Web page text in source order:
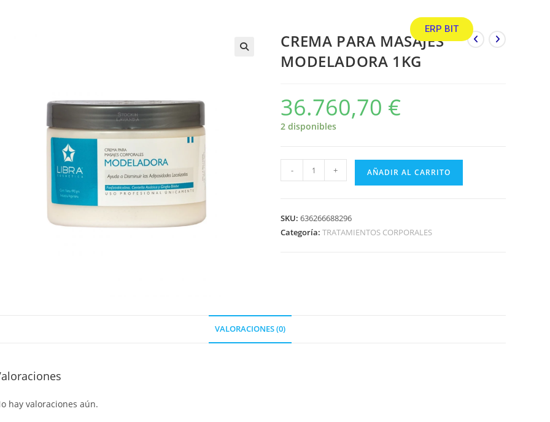
ERP BIT
CREMA PARA MASAJES
MODELADORA 1KG
36.760,70 €
2 disponibles
- + AÑADIR AL CARRITO
SKU:636266688296
Categoría:TRATAMIENTOS CORPORALES
VALORACIONES (0)
hay valoraciones aún.